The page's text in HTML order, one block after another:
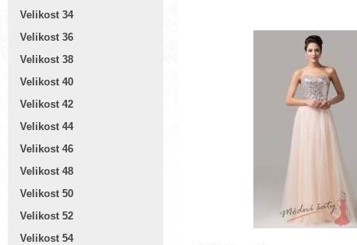
Velikost 34
Velikost 36
Velikost 38
Velikost 40
Velikost 42
Velikost 44
Velikost 46
Velikost 48
Velikost 50
Velikost 52
Velikost 54